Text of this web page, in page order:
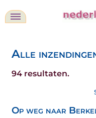
Alle
94 resultaten.
Op weg naar